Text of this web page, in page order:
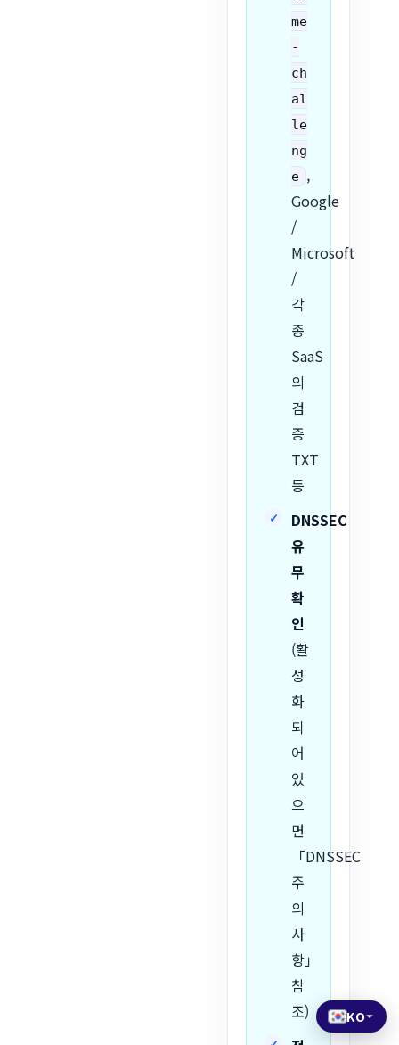
me
-
ch
al
le
ng
e ,
Google
/
Microsoft
/
각
종
SaaS
의
검
증
TXT
등
DNSSEC
유
무
확
인
(활
성
화
되
어
있
으
면
「DNSSEC
주
의
사
항」
참
조)
KO